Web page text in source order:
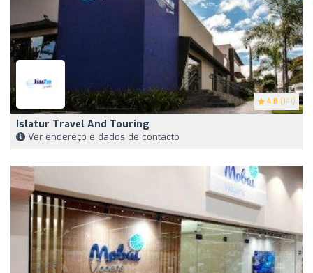
4.8 (141)
Islatur Travel And Touring
Ver endereço e dados de contacto